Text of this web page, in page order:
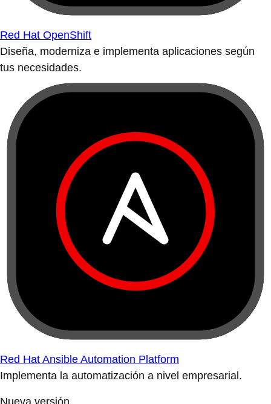
Red Hat OpenShift
Diseña, moderniza e implementa aplicaciones según
tus necesidades.
Red Hat Ansible Automation Platform
Implementa la automatización a nivel empresarial.
Nueva versión